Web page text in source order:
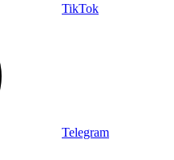
TikTok
Telegram